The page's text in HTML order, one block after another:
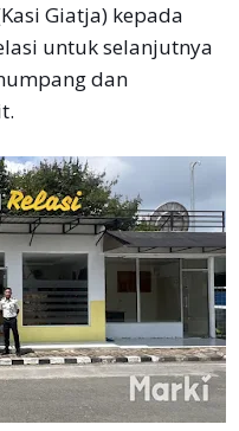
Giatja) kepada
untuk selanjutnya
dan